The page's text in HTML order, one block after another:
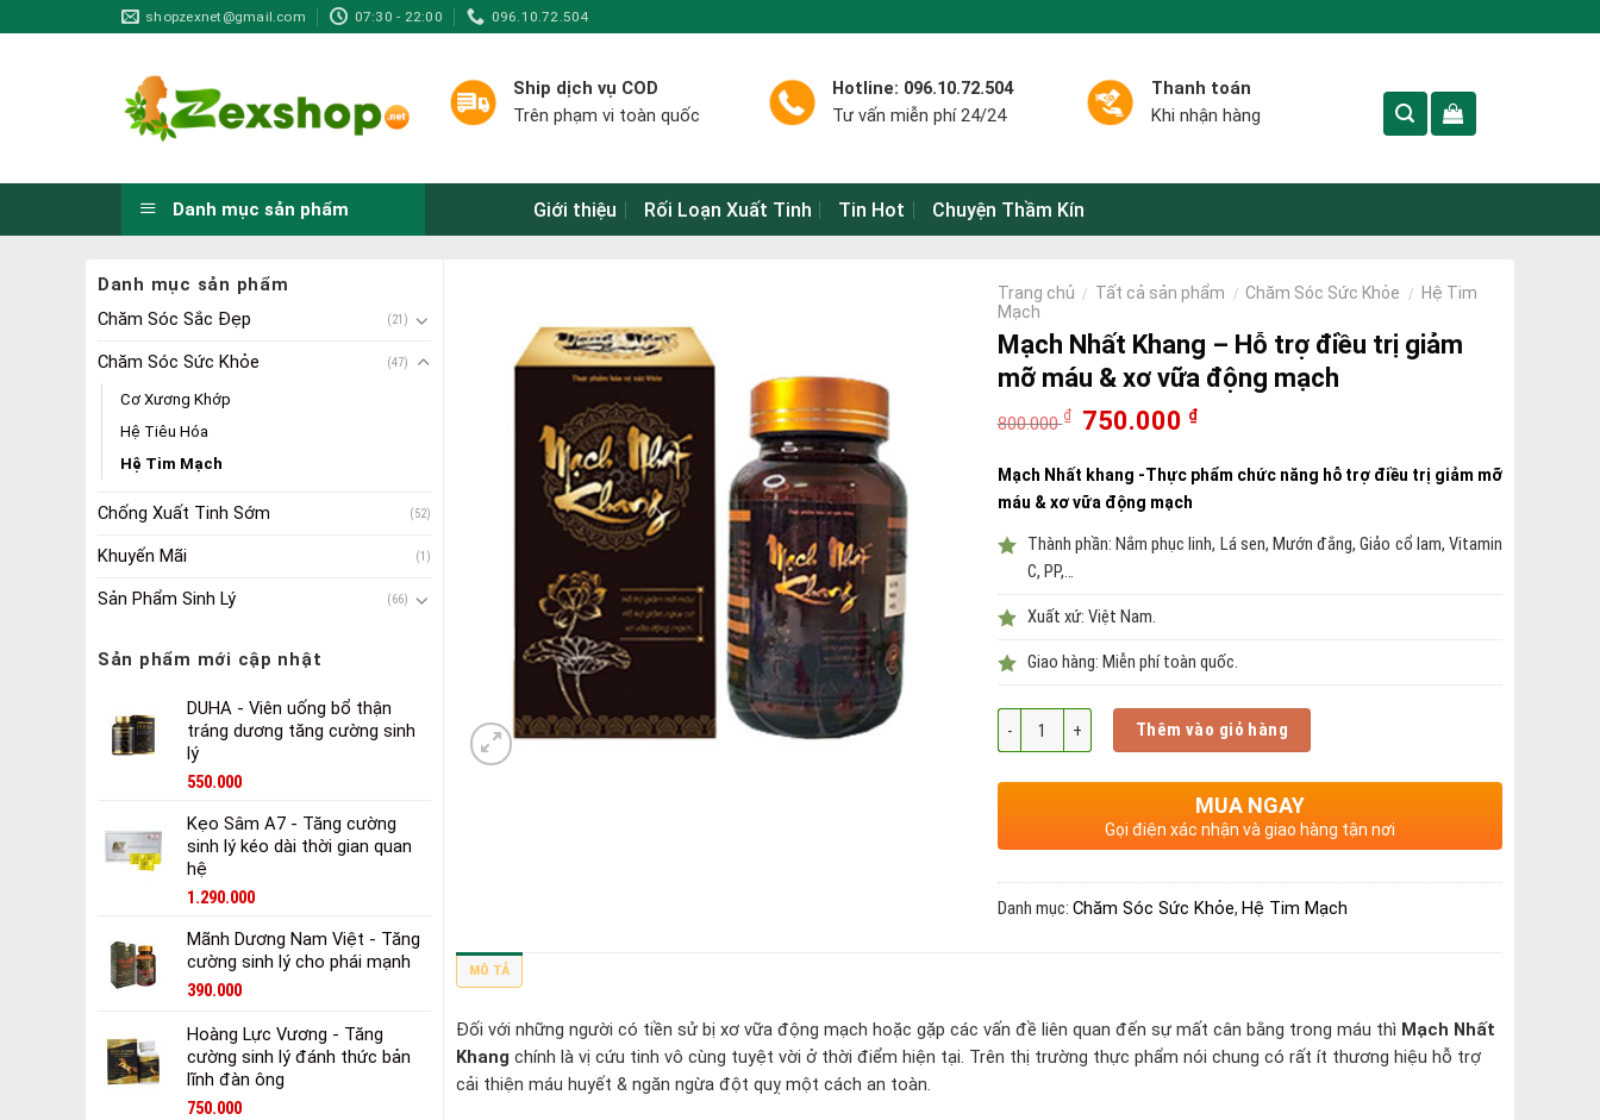
to
shopzexnet@gmail.com 07:30 - 22:00 096.10.72.504
Ship dịch vụ COD
Trên phạm vi toàn quốc
Hotline: 096.10.72.504
Tư vấn miễn phí 24/24
Thanh toán
Khi nhận hàng
Danh mục sản phẩm Giới thiệu Rối Loạn Xuất Tinh Tin Hot Chuyện Thầm Kín
Danh mục sản phẩm
Chăm Sóc Sắc Đẹp
(21)
Chăm Sóc Sức Khỏe (47)
Cơ Xương Khớp
Hệ Tiêu Hóa
Hệ Tim Mạch
Chống Xuất Tinh Sớm (52)
Khuyến Mãi (1)
Sản Phẩm Sinh Lý (66)
Sản phẩm mới cập nhật
DUHA - Viên uống bổ thận
tráng dương tăng cường sinh
lý
550.000
Kẹo Sâm A7 - Tăng cường
sinh lý kéo dài thời gian quan
hệ
1.290.000
Mãnh Dương Nam Việt - Tăng
cường sinh lý cho phái mạnh
390.000
Hoàng Lực Vương - Tăng
cường sinh lý đánh thức bản
lĩnh đàn ông
750.000
Trang chủ / Tất cả sản phẩm / Chăm Sóc Sức Khỏe / Hệ Tim
Mạch
Mạch Nhất Khang – Hỗ trợ điều trị giảm
mỡ máu & xơ vữa động mạch
800.000₫ 750.000 ₫
Mạch Nhất khang -Thực phẩm chức năng hỗ trợ điều trị giảm mỡ
máu & xơ vữa động mạch
Thành phần: Nắm phục linh, Lá sen, Mướn đắng, Giảo cổ lam, Vitamin
C, PP,…
Xuất xứ: Việt Nam.
Giao hàng: Miễn phí toàn quốc.
Số lượng Thêm vào giỏ hàng
MUA NGAY
Gọi điện xác nhận và giao hàng tận nơi
Danh mục: Chăm Sóc Sức Khỏe, Hệ Tim Mạch
MÔ TẢ
Đối với những người có tiền sử bị xơ vữa động mạch hoặc gặp các vấn đề liên quan đến sự mất cân bằng trong máu thì Mạch Nhất
Khang chính là vị cứu tinh vô cùng tuyệt vời ở thời điểm hiện tại. Trên thị trường thực phẩm nói chung có rất ít thương hiệu hỗ trợ
cải thiện máu huyết & ngăn ngừa đột quỵ một cách an toàn.